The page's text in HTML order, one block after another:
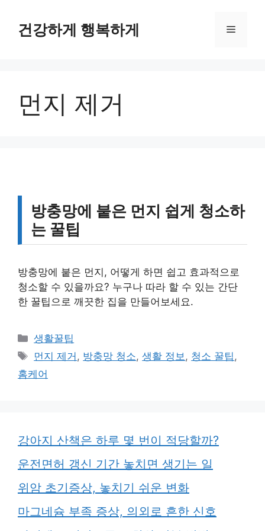
건강하게 행복하게 메
먼지 제거
방충망에 붙은 먼지 쉽게 청소하
는 꿀팁
방충망에 붙은 먼지, 어떻게 하면 쉽고 효과적으로
청소할 수 있을까요? 누구나 따라 할 수 있는 간단
한 꿀팁으로 깨끗한 집을 만들어보세요.
카
테
리
생활꿀팁
태
그
먼지 제거 , 방충망 청소,생활 정보, 청소 꿀팁,
홈케어
강아지 산책은 하루 몇 번이 적당할까?
운전면허 갱신 기간 놓치면 생기는 일
위암 초기증상, 놓치기 쉬운 변화
마그네슘 부족 증상, 의외로 흔한 신호